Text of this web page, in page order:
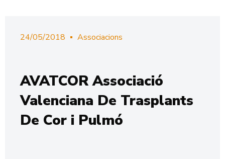
24/05/2018 Associacions
AVATCOR Associació
Valenciana De Trasplants
De Cor i Pulmó